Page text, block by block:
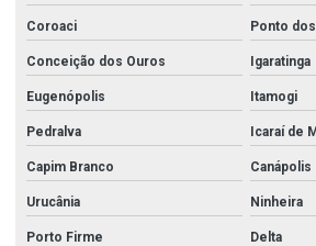
Coroaci Ponto
Conceição dos Ouros Igaratinga
Eugenópolis Itamogi
Pedralva Icaraí de
Capim Branco Canápolis
Urucânia Ninheira
Porto Firme Delta